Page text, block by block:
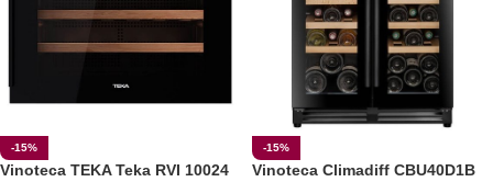
-15%
Vinoteca TEKA Teka RVI 10024
-15%
Vinoteca Climadiff CBU40D1B